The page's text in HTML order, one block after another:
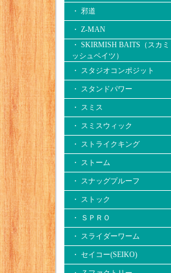
・ 邪道
・ Z-MAN
・ SKIRMISH BAITS（スカミ
ッシュベイツ）
・ スタジオコンポジット
・ スタンドパワー
・ スミス
・ スミスウィック
・ ストライクキング
・ ストーム
・ スナッグプルーフ
・ ストック
・ ＳＰＲＯ
・ スライダーワーム
・ セイコー(SEIKO)